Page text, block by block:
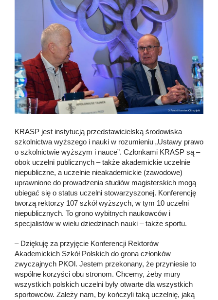
KRASP jest instytucją przedstawicielską środowiska
szkolnictwa wyższego i nauki w rozumieniu „Ustawy prawo
o szkolnictwie wyższym i nauce”. Członkami KRASP są –
obok uczelni publicznych – także akademickie uczelnie
niepubliczne, a uczelnie nieakademickie (zawodowe)
uprawnione do prowadzenia studiów magisterskich mogą
ubiegać się o status uczelni stowarzyszonej. Konferencję
tworzą rektorzy 107 szkół wyższych, w tym 10 uczelni
niepublicznych. To grono wybitnych naukowców i
specjalistów w wielu dziedzinach nauki – także sportu.
– Dziękuję za przyjęcie Konferencji Rektorów
Akademickich Szkół Polskich do grona członków
zwyczajnych PKOl. Jestem przekonany, że przyniesie to
wspólne korzyści obu stronom. Chcemy, żeby mury
wszystkich polskich uczelni były otwarte dla wszystkich
sportowców. Zależy nam, by kończyli taką uczelnię, jaką